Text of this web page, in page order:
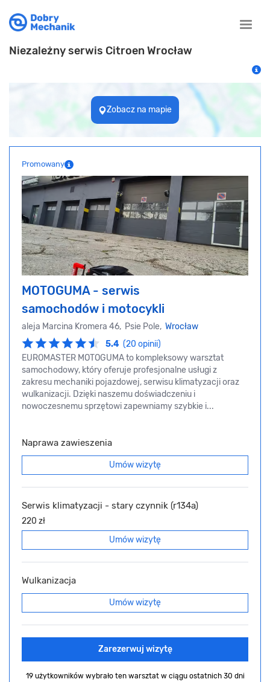
Toggle
Niezależny serwis Citroen Wrocław
Zobacz na mapie
Promowany
MOTOGUMA - serwis
samochodów i motocykli
aleja Marcina Kromera 46, Psie Pole, Wrocław
5.4 (20 opinii)
EUROMASTER MOTOGUMA to kompleksowy warsztat
samochodowy, który oferuje profesjonalne usługi z
zakresu mechaniki pojazdowej, serwisu klimatyzacji oraz
wulkanizacji. Dzięki naszemu doświadczeniu i
nowoczesnemu sprzętowi zapewniamy szybkie i...
Naprawa zawieszenia
Umów wizytę
Serwis klimatyzacji - stary czynnik (r134a)
220 zł
Umów wizytę
Wulkanizacja
Umów wizytę
Zarezerwuj wizytę
19 użytkowników wybrało ten warsztat w ciągu ostatnich 30 dni